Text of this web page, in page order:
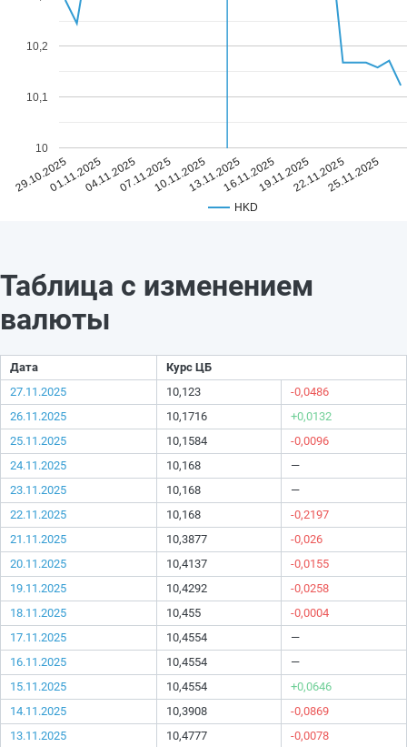
HKD
29.10.202501.11.202504.11.202507.11.202510.11.202513.11.202516.11.202519.11.202522.11.202525.11.2025
10
10,1
10,2
Таблица с изменением
валюты
Дата
Курс ЦБ
27.11.2025
10,123
-0,0486
26.11.2025
10,1716
+0,0132
25.11.2025
10,1584
-0,0096
24.11.2025
10,168
—
23.11.2025
10,168
—
22.11.2025
10,168
-0,2197
21.11.2025
10,3877
-0,026
20.11.2025
10,4137
-0,0155
19.11.2025
10,4292
-0,0258
18.11.2025
10,455
-0,0004
17.11.2025
10,4554
—
16.11.2025
10,4554
—
15.11.2025
10,4554
+0,0646
14.11.2025
10,3908
-0,0869
13.11.2025
10,4777
-0,0078